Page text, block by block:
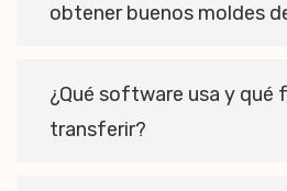
obtener buenos moldes
¿Qué software usa y qué
transferir?